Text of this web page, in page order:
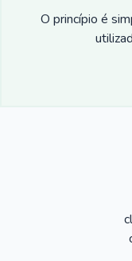
O princípio é